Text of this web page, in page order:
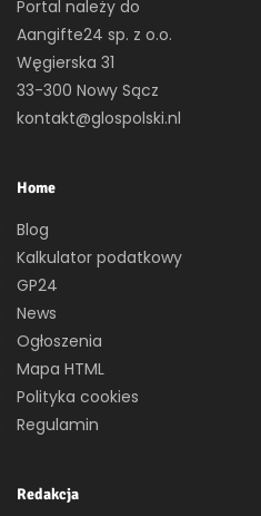
Portal należy do
Aangifte24 sp. z o.o.
Węgierska 31
33-300 Nowy Sącz
kontakt@glospolski.nl
Home
Blog
Kalkulator podatkowy
GP24
News
Ogłoszenia
Mapa HTML
Polityka cookies
Regulamin
Redakcja